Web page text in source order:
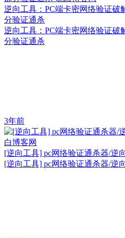
逆向工具：PC端卡密网络验证破
分验证通杀
逆向工具：PC端卡密网络验证破
分验证通杀
3年前
[逆向工具] pc网络验证通杀器/逆
[逆向工具] pc网络验证通杀器/逆